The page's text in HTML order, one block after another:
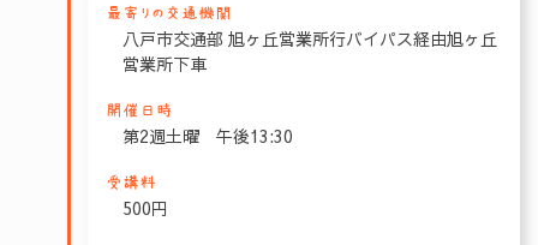
最寄りの交通機関
八戸市交通部 旭ヶ丘営業所行バイパス経由旭ヶ丘
営業所下車
開催日時
第2週土曜 午後13:30
受講料
500円